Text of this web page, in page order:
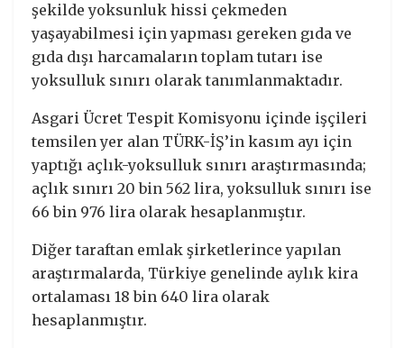
şekilde yoksunluk hissi çekmeden
yaşayabilmesi için yapması gereken gıda ve
gıda dışı harcamaların toplam tutarı ise
yoksulluk sınırı olarak tanımlanmaktadır.
Asgari Ücret Tespit Komisyonu içinde işçileri
temsilen yer alan TÜRK-İŞ’in kasım ayı için
yaptığı açlık-yoksulluk sınırı araştırmasında;
açlık sınırı 20 bin 562 lira, yoksulluk sınırı ise
66 bin 976 lira olarak hesaplanmıştır.
Diğer taraftan emlak şirketlerince yapılan
araştırmalarda, Türkiye genelinde aylık kira
ortalaması 18 bin 640 lira olarak
hesaplanmıştır.